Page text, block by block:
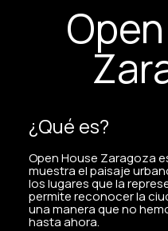
¿Qué es?
Open House Zaragoza
muestra el paisaje
los lugares que la
permite reconocer la
una manera que no
hasta ahora.